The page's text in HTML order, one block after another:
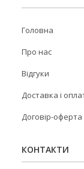
Головна
Про нас
Відгуки
Доставка і
Договір-оферта
КОНТАКТИ